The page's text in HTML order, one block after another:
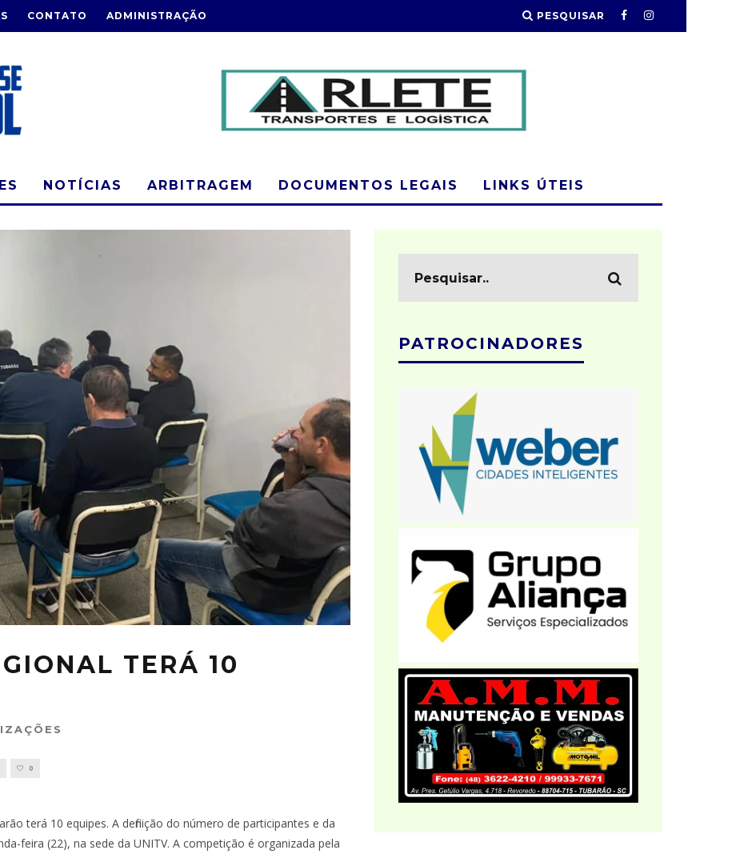
CONTATO ADMINISTRAÇÃO PESQUISAR
NOTÍCIAS ARBITRAGEM DOCUMENTOS LEGAIS LINKS ÚTEIS
TERÁ 10
0
terá 10 equipes. A definição do número de participantes e da
feira (22), na sede da UNITV. A competição é organizada pela
PATROCINADORES